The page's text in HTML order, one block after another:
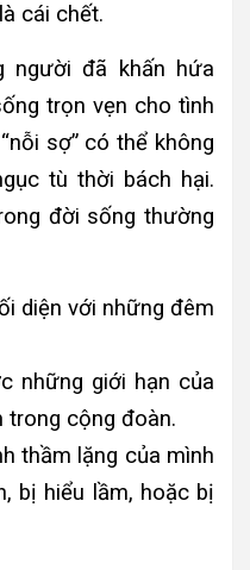
cái chết.
người đã khấn hứa
trọn vẹn cho tình
sợ” có thể không
tù thời bách hại.
đời sống thường
diện với những đêm
những giới hạn của
trong cộng đoàn.
thầm lặng của mình
bị hiểu lầm, hoặc bị